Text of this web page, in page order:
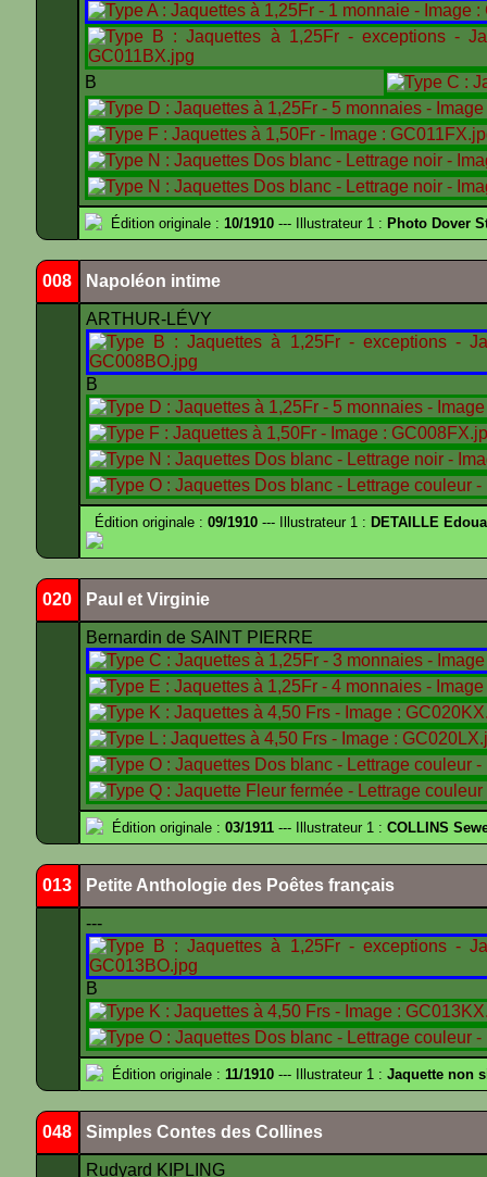
B
Édition originale : 10/1910 --- Illustrateur 1 : Photo Dover
008 Napoléon intime
ARTHUR-LÉVY
B
Édition originale : 09/1910 --- Illustrateur 1 : DETAILLE
020 Paul et Virginie
Bernardin de SAINT PIERRE
Édition originale : 03/1911 --- Illustrateur 1 : COLLINS
013 Petite Anthologie des Poêtes français
---
B
Édition originale : 11/1910 --- Illustrateur 1 : Jaquette non
048 Simples Contes des Collines
Rudyard KIPLING